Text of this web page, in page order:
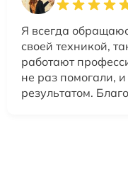
Я всегда
своей техникой,
работают
не раз помогали,
результатом.